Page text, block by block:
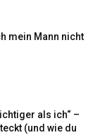
mein Mann nicht
als ich“ –
(und wie du